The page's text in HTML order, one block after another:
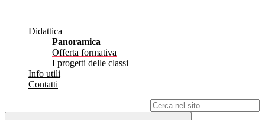
Didattica
Panoramica
Offerta formativa
I progetti delle classi
Info utili
Contatti